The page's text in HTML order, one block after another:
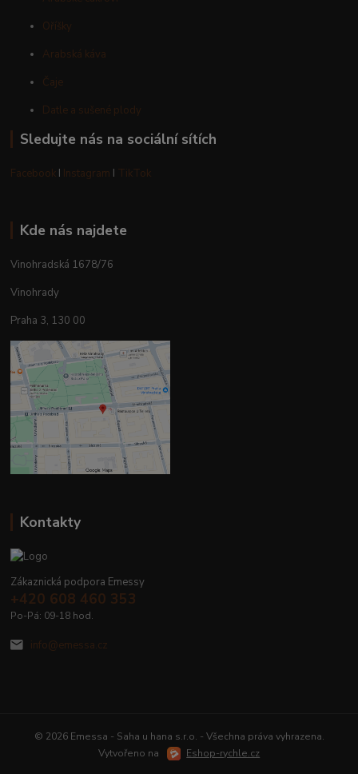
Oříšky
Arabská káva
Čaje
Datle a sušené plody
Sledujte nás na sociální sítích
Facebook I Instagram I TikTok
Kde nás najdete
Vinohradská 1678/76
Vinohrady
Praha 3, 130 00
Kontakty
Zákaznická podpora Emessy
+420 608 460 353
Po-Pá: 09-18 hod.
info@emessa.cz
© 2026 Emessa - Saha u hana s.r.o. - Všechna práva vyhrazena.
Vytvořeno na
Eshop-rychle.cz